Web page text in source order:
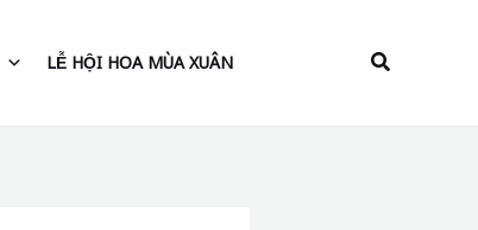
LỄ HỘI HOA MÙA XUÂN
Tìm